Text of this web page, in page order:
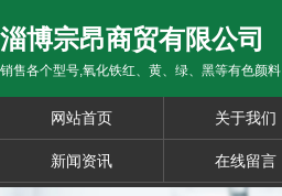
淄博宗昂商贸有限公司
销售各个型号,氧化铁红、黄、绿、黑等有色颜料
网站首页 关于我们
新闻资讯 在线留言